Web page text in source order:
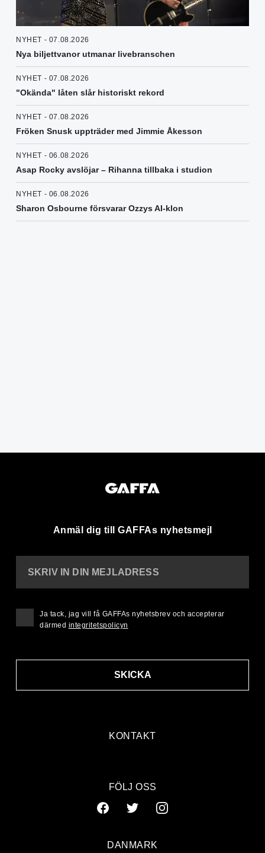
NYHET - 07.08.2026
Nya biljettvanor utmanar livebranschen
NYHET - 07.08.2026
"Okända" låten slår historiskt rekord
NYHET - 07.08.2026
Fröken Snusk uppträder med Jimmie Åkesson
NYHET - 06.08.2026
Asap Rocky avslöjar – Rihanna tillbaka i studion
NYHET - 06.08.2026
Sharon Osbourne försvarar Ozzys AI-klon
Anmäl dig till GAFFAs nyhetsmejl
KONTAKT
SKRIV IN DIN MEJLADRESS
SKICKA
Ja tack, jag vill få GAFFAs nyhetsbrev och accepterar
därmed integritetspolicyn
FÖLJ OSS
DANMARK